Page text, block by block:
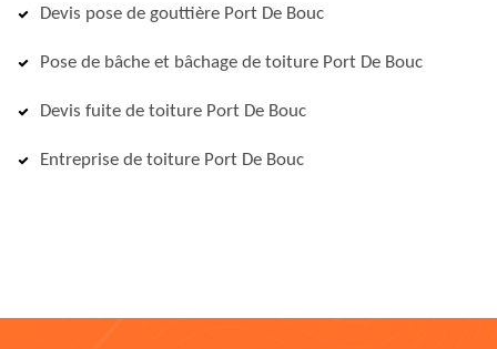
Devis pose de gouttière Port De Bouc
Pose de bâche et bâchage de toiture Port De Bouc
Devis fuite de toiture Port De Bouc
Entreprise de toiture Port De Bouc